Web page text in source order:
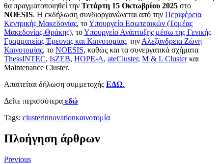
θα πραγματοποιηθεί την Τετάρτη 15 Οκτωβρίου 2025 στο
NOESIS. Η εκδήλωση συνδιοργανώνεται από την Περιφέρεια
Κεντρικής Μακεδονίας, τοΥπουργείο Εσωτερικών (Τομέας
Μακεδονίας-Θράκης), τοΥπουργείο Ανάπτυξης μέσω της Γενικής
Γραμματείας Έρευνας και Καινοτομίας, την Αλεξάνδρεια Ζώνη
Καινοτομίας, το NOESIS, καθώς και τα συνεργατικά σχήματα
ThessINTEC, IsZEB, HOPE-A, ateCluster, M & L Clusterκαι
Maintenance Cluster.
Απαιτείται δήλωση συμμετοχής ΕΔΩ.
Δείτε περισσότερα εδώ
Tags: clusterinnovationκαινοτομία
Πλοήγηση άρθρων
Previous